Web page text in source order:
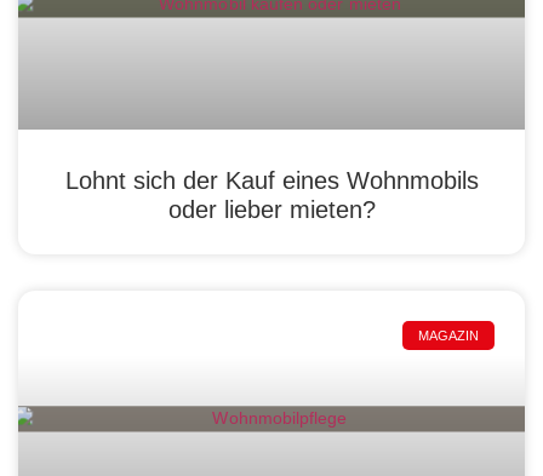
Lohnt sich der Kauf eines Wohnmobils
oder lieber mieten?
MAGAZIN